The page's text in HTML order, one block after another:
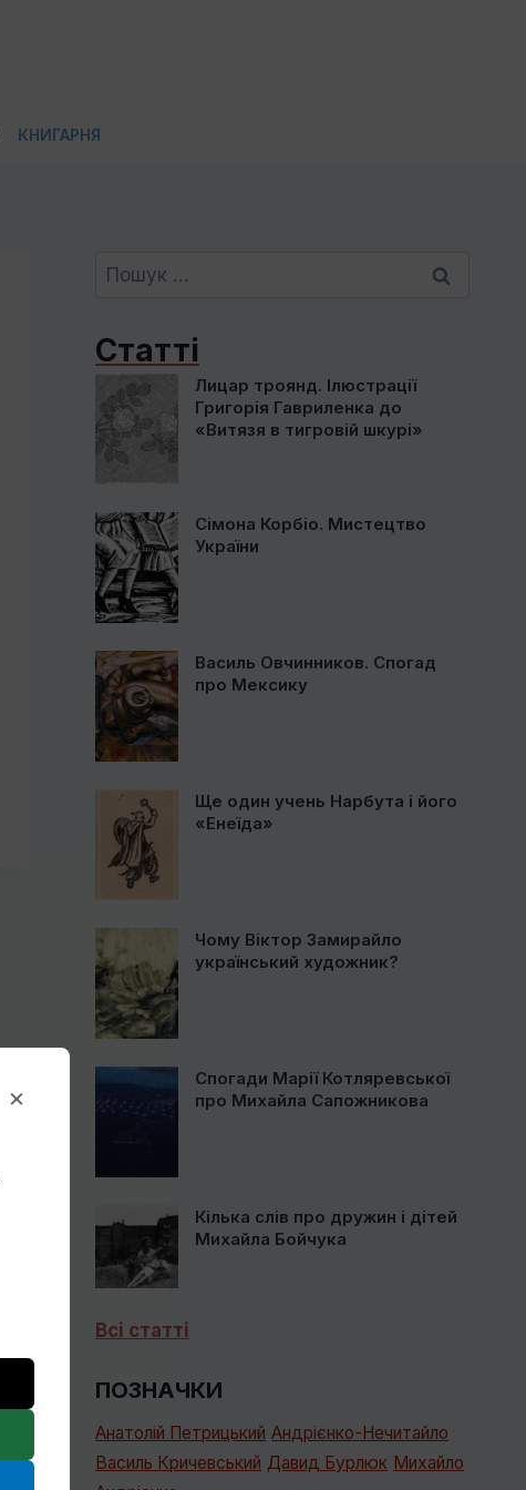
КНИГАРНЯ
Пошук:
Статті
Лицар троянд. Ілюстрації
Григорія Гавриленка до
«Витязя в тигровій шкурі»
Сімона Корбіо. Мистецтво
України
Василь Овчинников. Спогад
про Мексику
Ще один учень Нарбута і його
«Енеїда»
Чому Віктор Замирайло
український художник?
Спогади Марії Котляревської
про Михайла Сапожникова
Кілька слів про дружин і дітей
Михайла Бойчука
Всі статті
ПОЗНАЧКИ
Анатолій Петрицький Андрієнко-Нечитайло
Василь Кричевський Давид Бурлюк Михайло
×